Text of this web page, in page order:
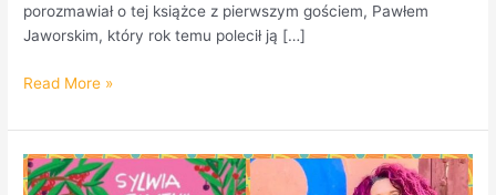
porozmawiał o tej książce z pierwszym gościem, Pawłem
Jaworskim, który rok temu polecił ją […]
Read More »
Sylwia
Chutnik